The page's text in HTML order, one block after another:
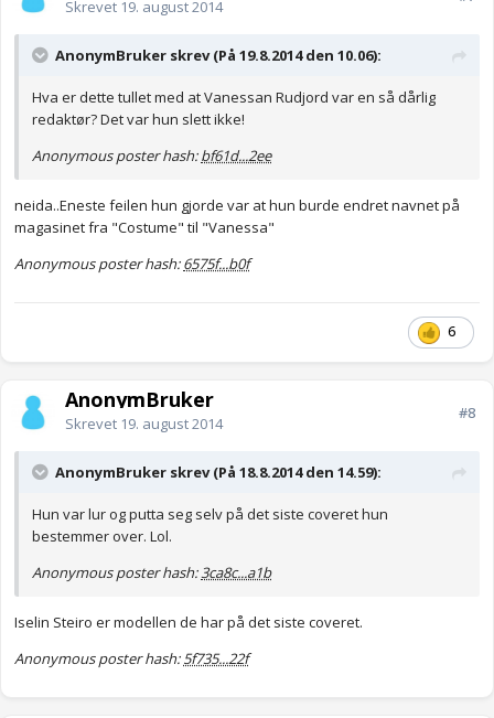
Skrevet 19. august 2014
AnonymBruker skrev (På 19.8.2014 den 10.06):
Hva er dette tullet med at Vanessan Rudjord var en så dårlig
redaktør? Det var hun slett ikke!
Anonymous poster hash:bf61d...2ee
neida..Eneste feilen hun gjorde var at hun burde endret navnet på
magasinet fra "Costume" til "Vanessa"
Anonymous poster hash:6575f...b0f
6
AnonymBruker
Skrevet 19. august 2014
#8
AnonymBruker skrev (På 18.8.2014 den 14.59):
Hun var lur og putta seg selv på det siste coveret hun
bestemmer over. Lol.
Anonymous poster hash:3ca8c...a1b
Iselin Steiro er modellen de har på det siste coveret.
Anonymous poster hash:5f735...22f